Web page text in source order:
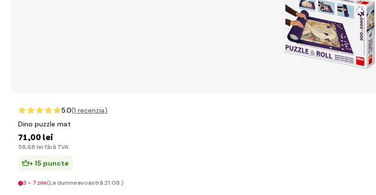
5.0(1 recenzia)
Dino puzzle mat
71,00 lei
58,68 lei fără TVA
+ 15 puncte
3 - 7 zile(La dumneavoastră 21.08.)